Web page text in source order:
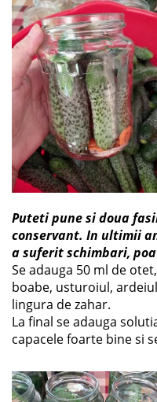
Puteti pune si doua
conservant. In ultimii
a suferit schimbari,
Se adauga 50 ml de
boabe, usturoiul,
lingura de zahar.
La final se adauga
capacele foarte bine si